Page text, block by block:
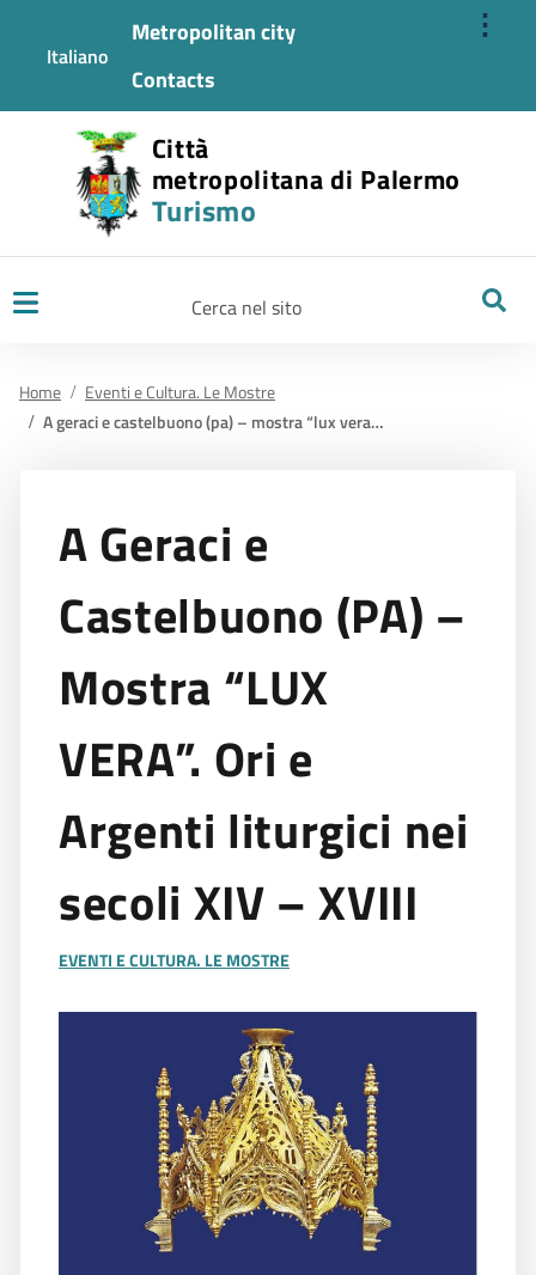
⋮
Italiano
Metropolitan city
Contacts
Città
metropolitana di Palermo
Turismo
Home
Eventi e Cultura. Le Mostre
A geraci e castelbuono (pa) – mostra “lux vera”. ori e argenti liturgici nei secoli xiv – xviii
A Geraci e
Castelbuono (PA) –
Mostra “LUX
VERA”. Ori e
Argenti liturgici nei
secoli XIV – XVIII
EVENTI E CULTURA. LE MOSTRE